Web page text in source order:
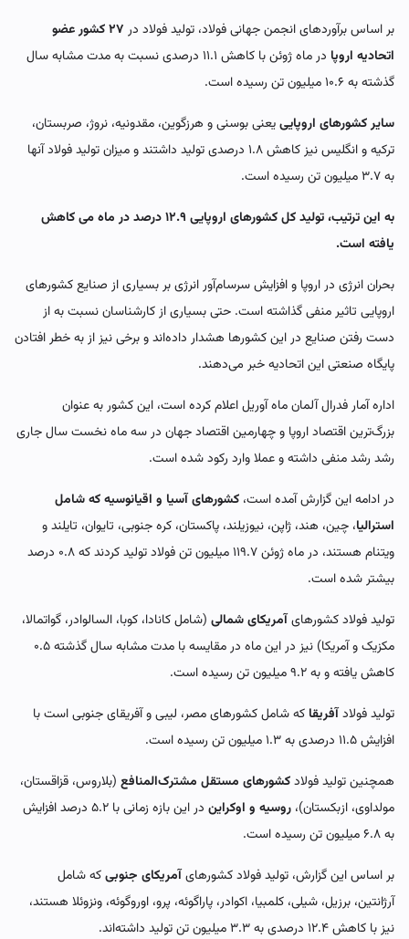
بر اساس برآوردهای انجمن جهانی فولاد، تولید فولاد در
۲۷ کشور عضو
اتحادیه اروپا
در ماه ژوئن با کاهش ۱۱.۱ درصدی نسبت به مدت مشابه سال
گذشته به ۱۰.۶ میلیون تن رسیده است.
سایر کشورهای اروپایییعنی بوسنی و هرزگوین، مقدونیه، نروژ، صربستان،
ترکیه و انگلیس نیز کاهش ۱.۸ درصدی تولید داشتند و میزان تولید فولاد آنها
به ۳.۷ میلیون تن رسیده است.
به این ترتیب، تولید کل کشورهای اروپایی ۱۲.۹ درصد در ماه می کاهش
یافته است.
بحران انرژی در اروپا و افزایش سرسام‌آور انرژی بر بسیاری از صنایع کشورهای
اروپایی تاثیر منفی گذاشته است. حتی بسیاری از کارشناسان نسبت به از
دست رفتن صنایع در این کشورها هشدار داده‌اند و برخی نیز از به خطر افتادن
پایگاه صنعتی این اتحادیه خبر می‌دهند.
اداره آمار فدرال آلمان ماه آوریل اعلام کرده است، این کشور به عنوان
بزرگ‌ترین اقتصاد اروپا و چهارمین اقتصاد جهان در سه ماه نخست سال جاری
رشد رشد منفی داشته و عملا وارد رکود شده است.
در ادامه این گزارش آمده است، کشورهای آسیا و اقیانوسیه که شامل
استرالیا، چین، هند، ژاپن، نیوزیلند، پاکستان، کره جنوبی، تایوان، تایلند و
ویتنام هستند، در ماه ژوئن ۱۱۹.۷ میلیون تن فولاد تولید کردند که ۰.۸ درصد
بیشتر شده است.
تولید فولاد کشورهایآمریکای شمالی (شامل کانادا، کوبا، السالوادر، گواتمالا،
مکزیک و آمریکا) نیز در این ماه در مقایسه با مدت مشابه سال گذشته ۰.۵
کاهش یافته و به ۹.۲ میلیون تن رسیده است.
تولید فولادآفریقا که شامل کشورهای مصر، لیبی و آفریقای جنوبی است با
افزایش ۱۱.۵ درصدی به ۱.۳ میلیون تن رسیده است.
همچنین تولید فولادکشورهای مستقل مشترک‌المنافع (بلاروس، قزاقستان،
مولداوی، ازبکستان)، روسیه و اوکراین
در این بازه زمانی با ۵.۲ درصد افزایش
به ۶.۸ میلیون تن رسیده است.
بر اساس این گزارش، تولید فولاد کشورهایآمریکای جنوبیکه شامل
آرژانتین، برزیل، شیلی، کلمبیا، اکوادر، پاراگوئه، پرو، اوروگوئه، ونزوئلا هستند،
نیز با کاهش ۱۲.۴ درصدی به ۳.۳ میلیون تن تولید داشته‌اند.